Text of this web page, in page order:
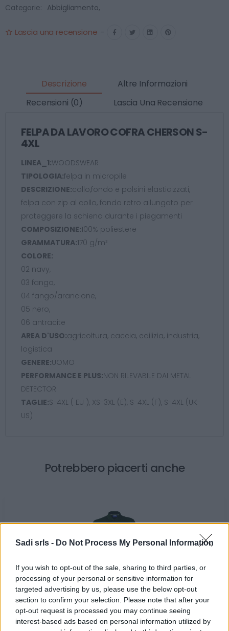
Sadi srls - Do Not Process My Personal Information
If you wish to opt-out of the sale, sharing to third parties, or
processing of your personal or sensitive information for
targeted advertising by us, please use the below opt-out
section to confirm your selection. Please note that after your
opt-out request is processed you may continue seeing
interest-based ads based on personal information utilized by
Categorie: Abbigliamento,
Lascia una recensione -
Descrizione
Altre Informazioni
Recensioni (0)
Lascia Una Recensione
FELPA DA LAVORO COFRA CHERSON S-
4XL
LINEA_1:WOODSWEAR
TIPOLOGIA:felpa in micropile
DESCRIZIONE:collo,fondo e polsini elasticizzati,
felpa con zip al collo, fondo retro allungato per
proteggere la schiena durante i piegamenti
COMPOSIZIONE:100% poliestere
GRAMMATURA:170 g/m²
COLORE:
02 navy,
03 fango,
04 fango/arancione,
05 nero,
06 antracite
AREA D'USO:agricoltura, caccia, edilizia, industria,
logistica
GENERE:UOMO
PERFORMANCE E PLUS:NON RILEVABILE DAI METAL
DETECTOR
TAGLIE:S-4XL ( EU ), XS-3XL (E), S-4XL (F), S-4XL (UK-
US)
Potrebbero piacerti anche
Polo da lavoro manica corta con colletto Rossini
Take Time 100% cotone Verde Bottiglia
9,90 €